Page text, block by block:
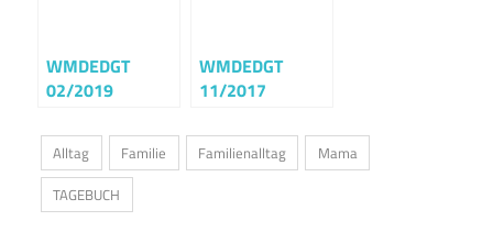
WMDEDGT
02/2019
WMDEDGT
11/2017
Alltag Familie Familienalltag
Mama
TAGEBUCH